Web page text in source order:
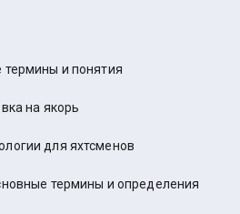
термины и понятия
на якорь
для яхтсменов
термины и определения